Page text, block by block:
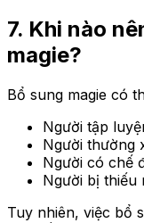
7. Khi nào
magie?
Bổ sung magie có
Người tập
Người thường
Người có chế
Người bị thiếu
Tuy nhiên, việc bổ